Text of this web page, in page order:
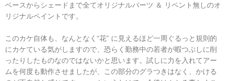
ベースからシェードまで全てオリジナルパーツ ＆ リペント無しのオ
リジナルペイントです。
このカケ自体も、なんとなく“花” に見えるほど一周ぐるっと規則的
にカケている気がしますので、恐らく勤務中の若者が暇つぶしに削
ったりしたものなのではないかと思います。試しに力を入れてアー
ムを何度も動作させましたが、この部分のグラつきはなく、かける